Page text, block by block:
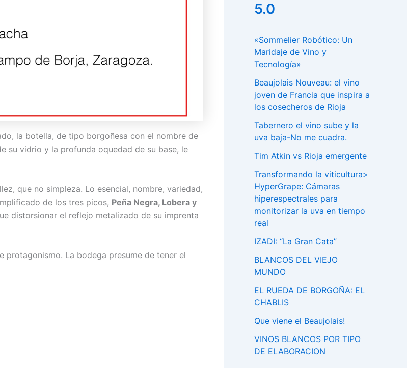
la botella, de tipo borgoñesa con el nombre de
su vidrio y la profunda oquedad de su base, le
que no simpleza. Lo esencial, nombre, variedad,
de los tres picos, Peña Negra, Lobera y
distorsionar el reflejo metalizado de su imprenta
protagonismo. La bodega presume de tener el
5.0
«Sommelier Robótico: Un
Maridaje de Vino y
Tecnología»
Beaujolais Nouveau: el vino
joven de Francia que inspira a
los cosecheros de Rioja
Tabernero el vino sube y la
uva baja-No me cuadra.
Tim Atkin vs Rioja emergente
Transformando la viticultura>
HyperGrape: Cámaras
hiperespectrales para
monitorizar la uva en tiempo
real
IZADI: “La Gran Cata”
BLANCOS DEL VIEJO
MUNDO
EL RUEDA DE BORGOÑA: EL
CHABLIS
Que viene el Beaujolais!
VINOS BLANCOS POR TIPO
DE ELABORACION